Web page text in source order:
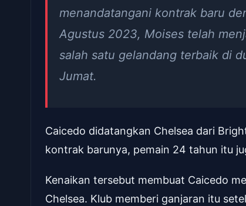
menandatangani kontrak baru
Agustus 2023, Moises telah
salah satu gelandang terbaik di
Jumat.
Caicedo didatangkan Chelsea dari
kontrak barunya, pemain 24 tahun itu
Kenaikan tersebut membuat Caicedo
Chelsea. Klub memberi ganjaran itu